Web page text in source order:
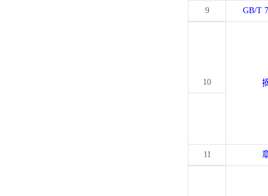
9 GB/T
10
11